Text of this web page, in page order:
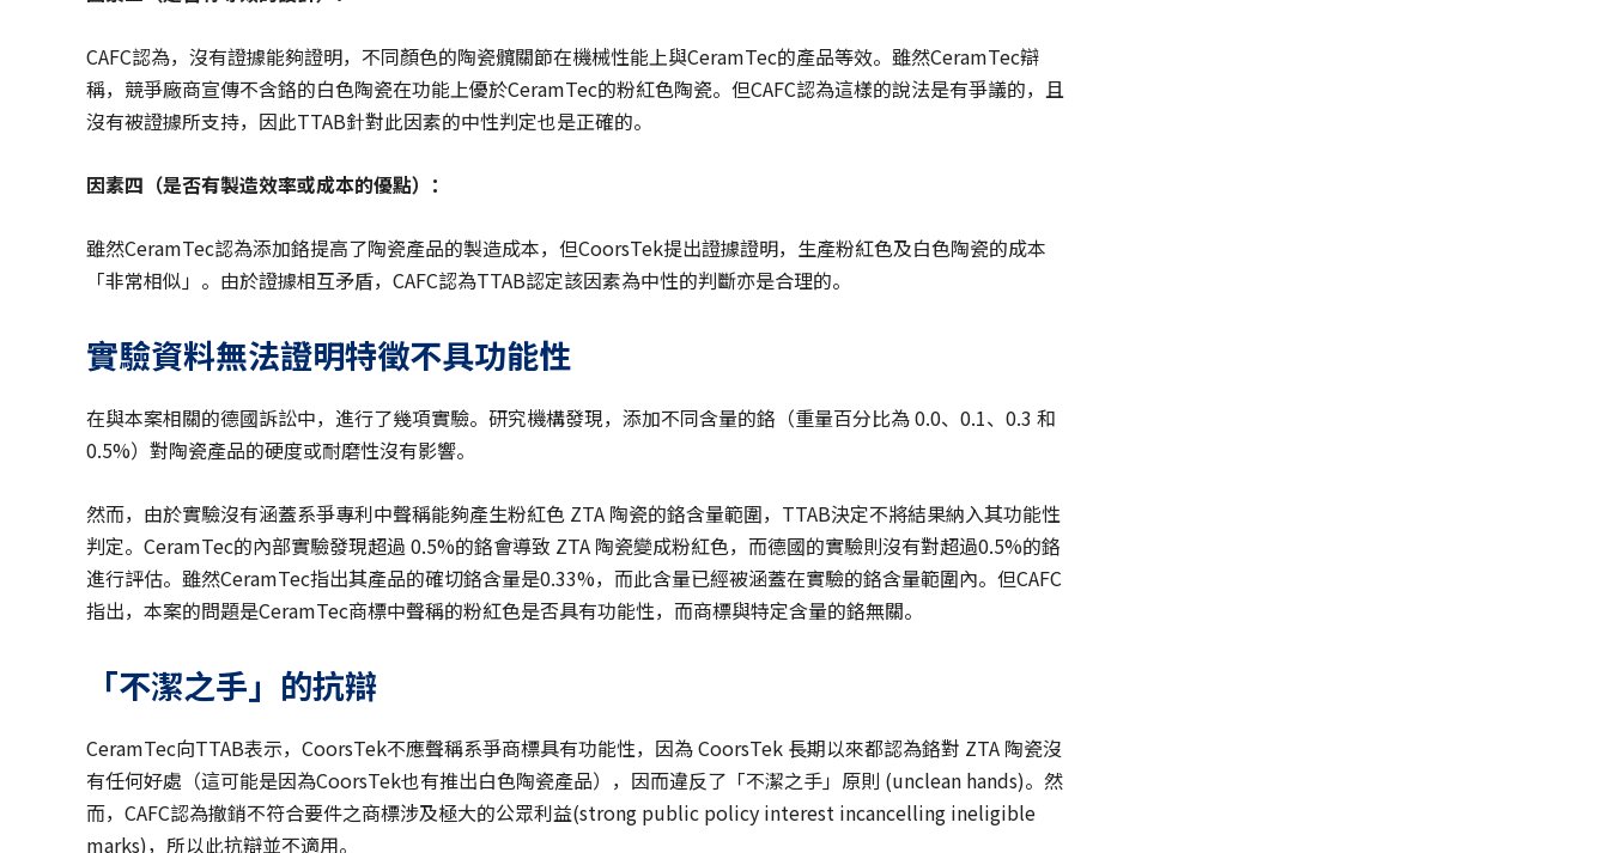
CAFC認為，沒有證據能夠證明，不同顏色的陶瓷髖關節在機械性能上與CeramTec的產品等效。雖然CeramTec辯
稱，競爭廠商宣傳不含鉻的白色陶瓷在功能上優於CeramTec的粉紅色陶瓷。但CAFC認為這樣的說法是有爭議的，且
沒有被證據所支持，因此TTAB針對此因素的中性判定也是正確的。
因素四（是否有製造效率或成本的優點）：
雖然CeramTec認為添加鉻提高了陶瓷產品的製造成本，但CoorsTek提出證據證明，生產粉紅色及白色陶瓷的成本
「非常相似」。由於證據相互矛盾，CAFC認為TTAB認定該因素為中性的判斷亦是合理的。
實驗資料無法證明特徵不具功能性
在與本案相關的德國訴訟中，進行了幾項實驗。研究機構發現，添加不同含量的鉻（重量百分比為 0.0、0.1、0.3 和
0.5%）對陶瓷產品的硬度或耐磨性沒有影響。
然而，由於實驗沒有涵蓋系爭專利中聲稱能夠產生粉紅色 ZTA 陶瓷的鉻含量範圍，TTAB決定不將結果納入其功能性
判定。CeramTec的內部實驗發現超過 0.5%的鉻會導致 ZTA 陶瓷變成粉紅色，而德國的實驗則沒有對超過0.5%的鉻
進行評估。雖然CeramTec指出其產品的確切鉻含量是0.33%，而此含量已經被涵蓋在實驗的鉻含量範圍內。但CAFC
指出，本案的問題是CeramTec商標中聲稱的粉紅色是否具有功能性，而商標與特定含量的鉻無關。
「不潔之手」的抗辯
CeramTec向TTAB表示，CoorsTek不應聲稱系爭商標具有功能性，因為 CoorsTek 長期以來都認為鉻對 ZTA 陶瓷沒
有任何好處（這可能是因為CoorsTek也有推出白色陶瓷產品），因而違反了「不潔之手」原則 (unclean hands)。然
而，CAFC認為撤銷不符合要件之商標涉及極大的公眾利益(strong public policy interest incancelling ineligible
marks)，所以此抗辯並不適用。